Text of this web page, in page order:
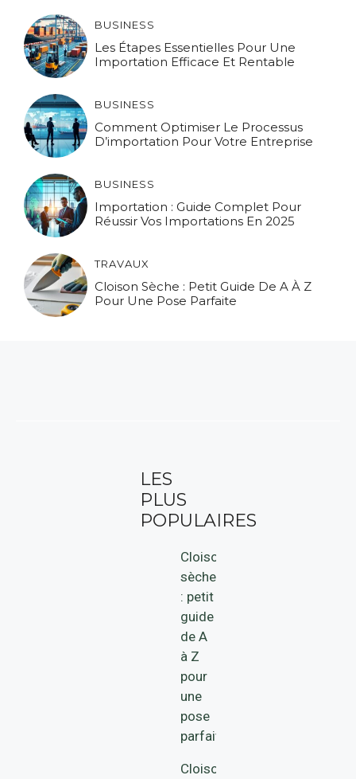
BUSINESS
Les Étapes Essentielles Pour Une
Importation Efficace Et Rentable
BUSINESS
Comment Optimiser Le Processus
D’importation Pour Votre Entreprise
BUSINESS
Importation : Guide Complet Pour
Réussir Vos Importations En 2025
TRAVAUX
Cloison Sèche : Petit Guide De A À Z
Pour Une Pose Parfaite
LES
PLUS
POPULAIRES
Cloison
sèche
: petit
guide
de A
à Z
pour
une
pose
parfaite
Cloisonner